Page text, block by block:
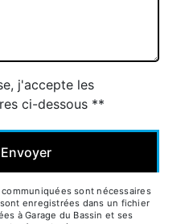
j'accepte les
ci-dessous **
Envoyer
sont nécessaires
enregistrées dans un fichier
à Garage du Bassin et ses